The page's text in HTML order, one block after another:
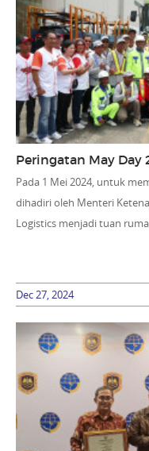
Peringatan May Day
Pada 1 Mei 2024, untuk
dihadiri oleh Menteri
Logistics menjadi tuan
Dec 27, 2024